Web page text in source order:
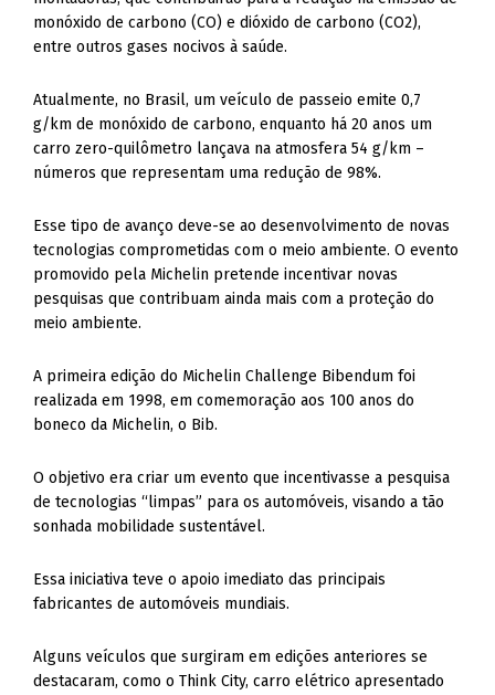
monóxido de carbono (CO) e dióxido de carbono (CO2),
entre outros gases nocivos à saúde.
Atualmente, no Brasil, um veículo de passeio emite 0,7
g/km de monóxido de carbono, enquanto há 20 anos um
carro zero-quilômetro lançava na atmosfera 54 g/km –
números que representam uma redução de 98%.
Esse tipo de avanço deve-se ao desenvolvimento de novas
tecnologias comprometidas com o meio ambiente. O evento
promovido pela Michelin pretende incentivar novas
pesquisas que contribuam ainda mais com a proteção do
meio ambiente.
A primeira edição do Michelin Challenge Bibendum foi
realizada em 1998, em comemoração aos 100 anos do
boneco da Michelin, o Bib.
O objetivo era criar um evento que incentivasse a pesquisa
de tecnologias “limpas” para os automóveis, visando a tão
sonhada mobilidade sustentável.
Essa iniciativa teve o apoio imediato das principais
fabricantes de automóveis mundiais.
Alguns veículos que surgiram em edições anteriores se
destacaram, como o Think City, carro elétrico apresentado